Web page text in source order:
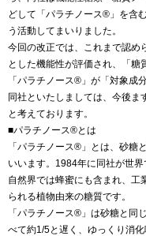
どして「パラチノース®」を含
う活動してまいりました。
今回の改正では、これまで認め
とした機能性が評価され、「糖
「パラチノース®」が「対象成
同社といたしましては、今後ま
と考えております。
■パラチノース®とは
「パラチノース®」とは、砂糖
いいます。1984年に同社が世界
自然界では蜂蜜にも含まれ、工
られる植物由来の糖質です。
「パラチノース®」は砂糖と同
べて約1/5と遅く、ゆっくり消